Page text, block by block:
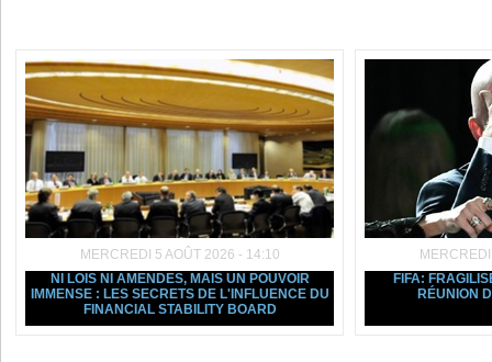
MERCREDI 5 AOÛT 2026 - 14:10
NI LOIS NI AMENDES, MAIS UN POUVOIR
IMMENSE : LES SECRETS DE L'INFLUENCE DU
FINANCIAL STABILITY BOARD
FIFA:
RÉUNION